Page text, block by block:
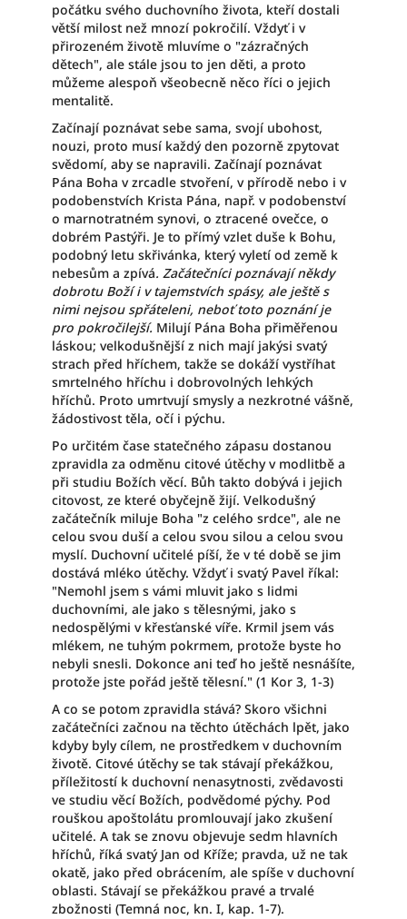
počátku svého duchovního života, kteří dostali
větší milost než mnozí pokročilí. Vždyť i v
přirozeném životě mluvíme o "zázračných
dětech", ale stále jsou to jen děti, a proto
můžeme alespoň všeobecně něco říci o jejich
mentalitě.
Začínají poznávat sebe sama, svojí ubohost,
nouzi, proto musí každý den pozorně zpytovat
svědomí, aby se napravili. Začínají poznávat
Pána Boha v zrcadle stvoření, v přírodě nebo i v
podobenstvích Krista Pána, např. v podobenství
o marnotratném synovi, o ztracené ovečce, o
dobrém Pastýři. Je to přímý vzlet duše k Bohu,
podobný letu skřivánka, který vyletí od země k
nebesům a zpívá. Začátečníci poznávají někdy
dobrotu Boží i v tajemstvích spásy, ale ještě s
nimi nejsou spřáteleni, neboť toto poznání je
pro pokročilejší. Milují Pána Boha přiměřenou
láskou; velkodušnější z nich mají jakýsi svatý
strach před hříchem, takže se dokáží vystříhat
smrtelného hříchu i dobrovolných lehkých
hříchů. Proto umrtvují smysly a nezkrotné vášně,
žádostivost těla, očí i pýchu.
Po určitém čase statečného zápasu dostanou
zpravidla za odměnu citové útěchy v modlitbě a
při studiu Božích věcí. Bůh takto dobývá i jejich
citovost, ze které obyčejně žijí. Velkodušný
začátečník miluje Boha "z celého srdce", ale ne
celou svou duší a celou svou silou a celou svou
myslí. Duchovní učitelé píší, že v té době se jim
dostává mléko útěchy. Vždyť i svatý Pavel říkal:
"Nemohl jsem s vámi mluvit jako s lidmi
duchovními, ale jako s tělesnými, jako s
nedospělými v křesťanské víře. Krmil jsem vás
mlékem, ne tuhým pokrmem, protože byste ho
nebyli snesli. Dokonce ani teď ho ještě nesnášíte,
protože jste pořád ještě tělesní." (1 Kor 3, 1-3)
A co se potom zpravidla stává? Skoro všichni
začátečníci začnou na těchto útěchách lpět, jako
kdyby byly cílem, ne prostředkem v duchovním
životě. Citové útěchy se tak stávají překážkou,
příležitostí k duchovní nenasytnosti, zvědavosti
ve studiu věcí Božích, podvědomé pýchy. Pod
rouškou apoštolátu promlouvají jako zkušení
učitelé. A tak se znovu objevuje sedm hlavních
hříchů, říká svatý Jan od Kříže; pravda, už ne tak
okatě, jako před obrácením, ale spíše v duchovní
oblasti. Stávají se překážkou pravé a trvalé
zbožnosti (Temná noc, kn. I, kap. 1-7).